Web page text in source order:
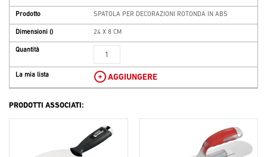
Prodotto SPATOLA PER DECORAZIONI ROTONDA IN ABS
Dimensioni () 24 X 8 CM
Quantità
La mia lista AGGIUNGERE
PRODOTTI ASSOCIATI: